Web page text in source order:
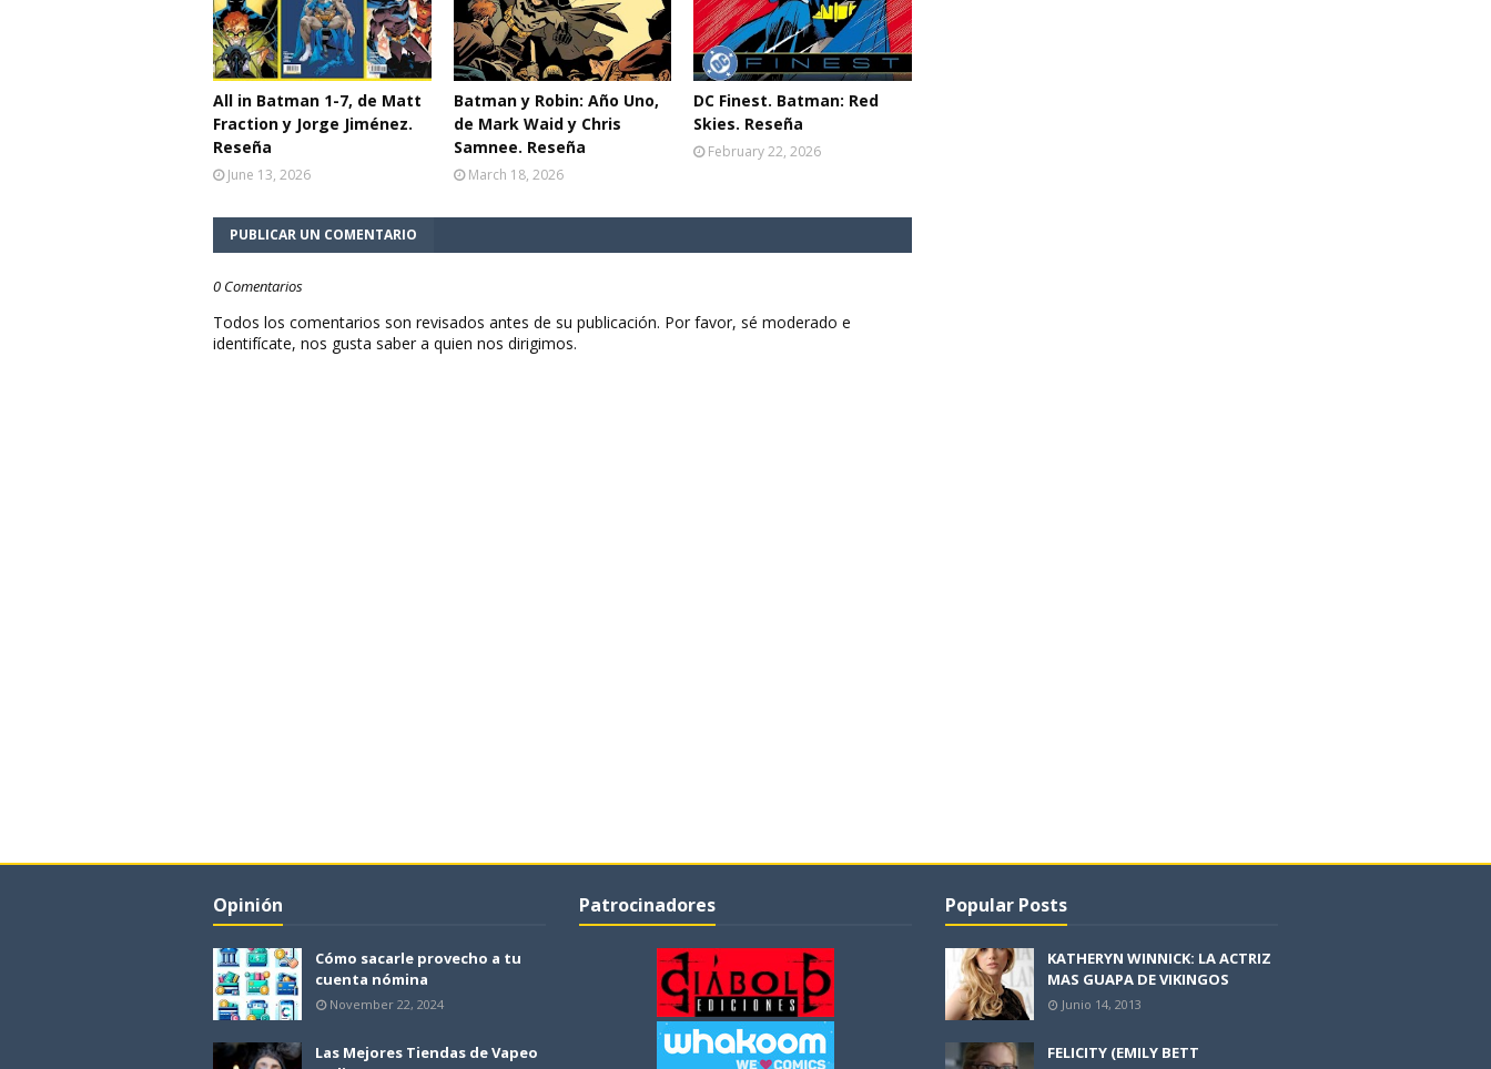
All in Batman 1-7, de Matt
Fraction y Jorge Jiménez.
Reseña
June 13, 2026
Batman y Robin: Año Uno,
de Mark Waid y Chris
Samnee. Reseña
March 18, 2026
DC Finest. Batman: Red
Skies. Reseña
February 22, 2026
PUBLICAR UN COMENTARIO
0 Comentarios
Todos los comentarios son revisados antes de su publicación. Por favor, sé moderado e
identifícate, nos gusta saber a quien nos dirigimos.
Opinión
Cómo sacarle provecho a tu
cuenta nómina
November 22, 2024
Las Mejores Tiendas de Vapeo
Patrocinadores Popular Posts
KATHERYN WINNICK: LA ACTRIZ
MAS GUAPA DE VIKINGOS
Junio 14, 2013
FELICITY (EMILY BETT